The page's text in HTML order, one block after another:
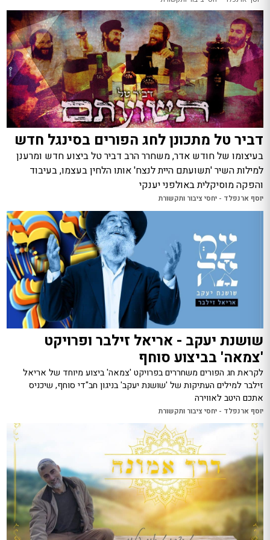
דביר טל מתכונן לחג הפורים בסינגל חדש
בעיצומו של חודש אדר, משחרר הרב דביר טל ביצוע חדש ומרענן
למילות השיר 'תשועתם היית לנצח' אותו הלחין בעצמו, בעיבוד
והפקה מוסיקלית באולפני יענקי
יוסף ארנפלד - יחסי ציבור ותקשורת
שושנת יעקב - אריאל זילבר ופרויקט
'צמאה' בביצוע סוחף
לקראת חג הפורים משחררים בפרויקט 'צמאה' ביצוע מיוחד של אריאל
זילבר למילים העתיקות של 'שושנת יעקב' בניגון חב"די סוחף, שיכניס
אתכם היטב לאווירה
יוסף ארנפלד - יחסי ציבור ותקשורת